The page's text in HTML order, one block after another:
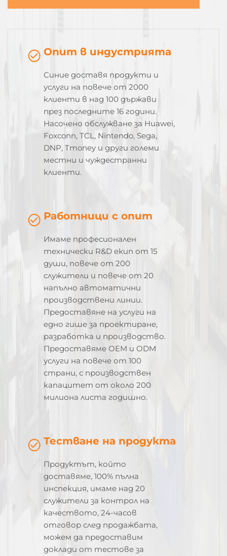
Опит в индустрията
Синие доставя продукти и
услуги на повече от 2000
клиенти в над 100 държави
през последните 16 години.
Насочено обслужване за Huawei,
Foxconn, TCL, Nintendo, Sega,
DNP, Tmoney и други големи
местни и чуждестранни
клиенти.
Работници с опит
Имаме професионален
технически R&D екип от 15
души, повече от 200
служители и повече от 20
напълно автоматични
производствени линии.
Предоставяне на услуги на
едно гише за проектиране,
разработка и производство.
Предоставяме OEM и ODM
услуги на повече от 100
страни, с производствен
капацитет от около 200
милиона листа годишно.
Тестване на продукта
Продуктът, който
доставяме, 100% пълна
инспекция, имаме над 20
служители за контрол на
качеството, 24-часов
отговор след продажбата,
можем да предоставим
доклади от тестове за